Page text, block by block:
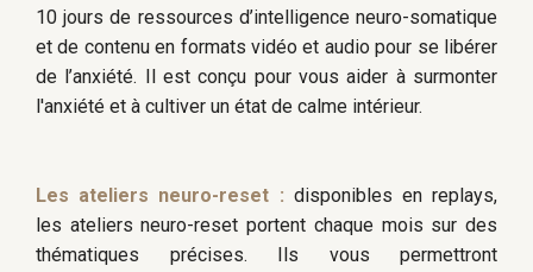
10 jours de ressources d’intelligence neuro-somatique
et de contenu en formats vidéo et audio pour se libérer
de l’anxiété. Il est conçu pour vous aider à surmonter
l'anxiété et à cultiver un état de calme intérieur.
Les ateliers neuro-reset : disponibles en replays,
les ateliers neuro-reset portent chaque mois sur des
thématiques précises. Ils vous permettront